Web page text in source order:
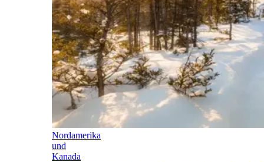
Nordamerika
und
Kanada